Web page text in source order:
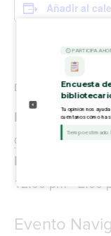
Añadir al
DETALLES
Fecha:
octubre 24, 2024
Hora:
12:00 pm - 2:00
Evento
⏲ PARTICIPA
Encuesta
Tu opinión nos
cuéntanos cómo ha
Tiempo estimado: